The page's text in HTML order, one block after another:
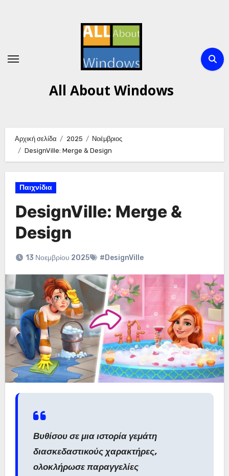
All About Windows
Αρχική σελίδα 2025
Νοέμβριος
DesignVille: Merge & Design
Παιχνίδια
DesignVille: Merge &
Design
13 Νοεμβρίου 2025 #DesignVille
Βυθίσου σε μια ιστορία γεμάτη
διασκεδαστικούς χαρακτήρες,
ολοκλήρωσε παραγγελίες